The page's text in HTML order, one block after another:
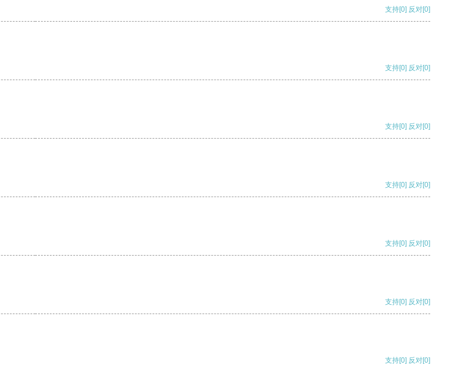
支持[0] 反对[0]
支持[0] 反对[0]
支持[0] 反对[0]
支持[0] 反对[0]
支持[0] 反对[0]
支持[0] 反对[0]
支持[0] 反对[0]